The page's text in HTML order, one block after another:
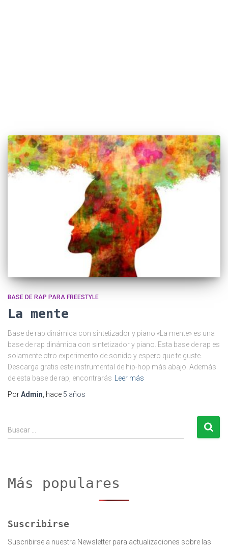
BASE DE RAP PARA FREESTYLE
La mente
Base de rap dinámica con sintetizador y piano «La mente» es una
base de rap dinámica con sintetizador y piano. Esta base de rap es
solamente otro experimento de sonido y espero que te guste.
Descarga gratis este instrumental de hip-hop más abajo. Además
de esta base de rap, encontrarás
Leer más
PorAdmin , hace 5 años
u
Buscar …
Más populares
Suscribirse
Suscribirse a nuestra Newsletter para actualizaciones sobre las